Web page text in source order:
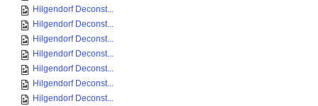
Hilgendorf Deconst...
Hilgendorf Deconst...
Hilgendorf Deconst...
Hilgendorf Deconst...
Hilgendorf Deconst...
Hilgendorf Deconst...
Hilgendorf Deconst...